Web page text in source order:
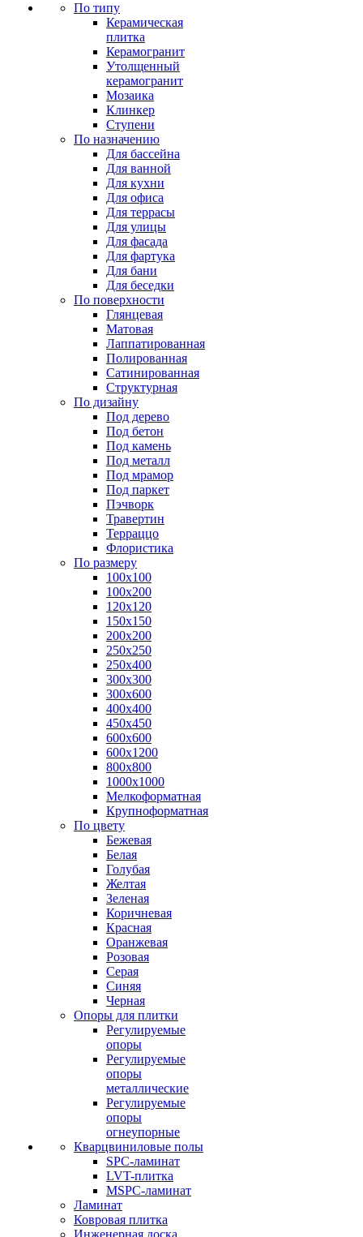
По типу
Керамическая
плитка
Керамогранит
Утолщенный
керамогранит
Мозаика
Клинкер
Ступени
По назначению
Для бассейна
Для ванной
Для кухни
Для офиса
Для террасы
Для улицы
Для фасада
Для фартука
Для бани
Для беседки
По поверхности
Глянцевая
Матовая
Лаппатированная
Полированная
Сатинированная
Структурная
По дизайну
Под дерево
Под бетон
Под камень
Под металл
Под мрамор
Под паркет
Пэчворк
Травертин
Терраццо
Флористика
По размеру
100х100
100х200
120х120
150х150
200х200
250х250
250х400
300х300
300х600
400х400
450х450
600х600
600х1200
800х800
1000х1000
Мелкоформатная
Крупноформатная
По цвету
Бежевая
Белая
Голубая
Желтая
Зеленая
Коричневая
Красная
Оранжевая
Розовая
Серая
Синяя
Черная
Опоры для плитки
Регулируемые
опоры
Регулируемые
опоры
металлические
Регулируемые
опоры
огнеупорные
Кварцвиниловые полы
SPC-ламинат
LVT-плитка
MSPC-ламинат
Ламинат
Ковровая плитка
Инженерная доска